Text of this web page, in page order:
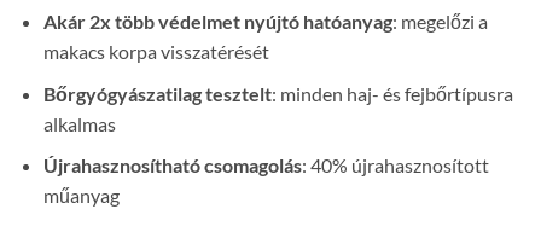
Akár 2x több védelmet nyújtó hatóanyag: megelőzi a
makacs korpa visszatérését
Bőrgyógyászatilag tesztelt: minden haj- és fejbőrtípusra
alkalmas
Újrahasznosítható csomagolás: 40% újrahasznosított
műanyag